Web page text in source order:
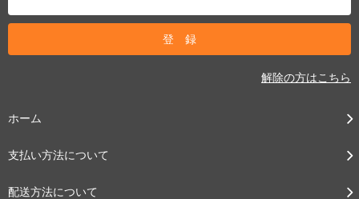
解除の方はこちら
ホーム
支払い方法について
配送方法について